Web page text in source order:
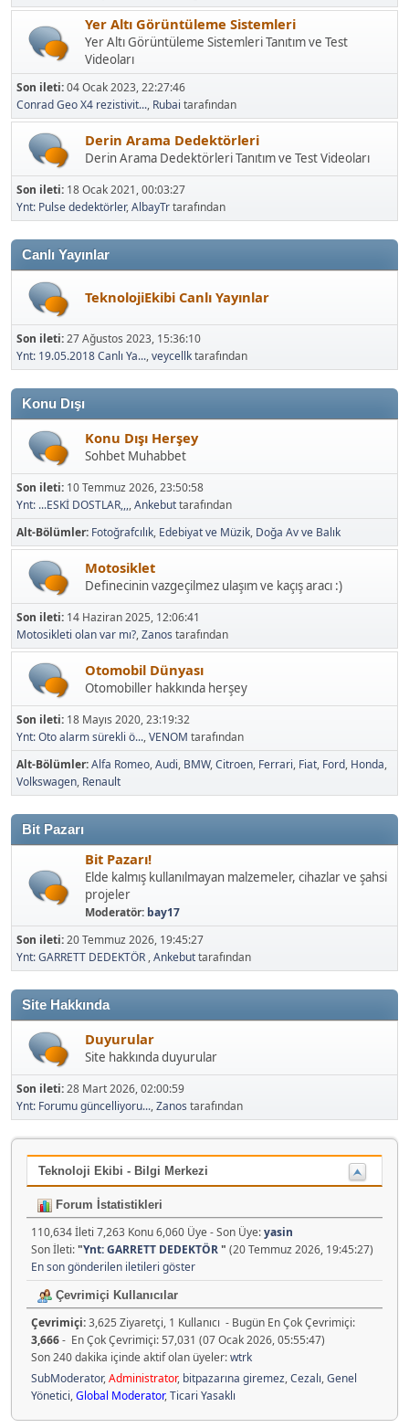
Yer Altı Görüntüleme Sistemleri
Yer Altı Görüntüleme Sistemleri Tanıtım ve Test
Videoları
Son ileti:04 Ocak 2023, 22:27:46
Conrad Geo X4 rezistivit...,Rubaitarafından
Derin Arama Dedektörleri
Derin Arama Dedektörleri Tanıtım ve Test Videoları
Son ileti:18 Ocak 2021, 00:03:27
Ynt: Pulse dedektörler,AlbayTrtarafından
Canlı Yayınlar
Son ileti:27 Ağustos 2023, 15:36:10
Ynt: 19.05.2018 Canlı Ya...,veycellktarafından
Konu Dışı
Konu Dışı Herşey
Sohbet Muhabbet
Son ileti:10 Temmuz 2026, 23:50:58
Ynt: ...ESKİ DOSTLAR,,,,Ankebuttarafından
Alt-Bölümler Fotoğrafcılık Edebiyat ve Müzik Doğa Av ve Balık
Motosiklet
Definecinin vazgeçilmez ulaşım ve kaçış aracı :)
Son ileti:14 Haziran 2025, 12:06:41
Motosikleti olan var mı?,Zanostarafından
Otomobil Dünyası
Otomobiller hakkında herşey
Son ileti:18 Mayıs 2020, 23:19:32
Ynt: Oto alarm sürekli ö...,VENOMtarafından
Alt-Bölümler Alfa Romeo Audi BMW Citroen Ferrari Fiat Ford Honda
Volkswagen Renault
Bit Pazarı
Bit Pazarı!
Elde kalmış kullanılmayan malzemeler, cihazlar ve şahsi
projeler
Moderatör:
Son ileti:20 Temmuz 2026, 19:45:27
Ynt: GARRETT DEDEKTÖR,Ankebuttarafından
Site Hakkında
Duyurular
Site hakkında duyurular
Son ileti:28 Mart 2026, 02:00:59
Ynt: Forumu güncelliyoru...,Zanos
Teknoloji Ekibi - Bilgi Merkezi
Forum İstatistikleri
110,634 İleti 7,263 Konu 6,060 Üye - Son Üye:yasin
Son İleti:"Ynt: GARRETT DEDEKTÖR"(20 Temmuz 2026, 19:45:27)
En son gönderilen iletileri göster
Çevrimiçi Kullanıcılar
Çevrimiçi:3,625 Ziyaretçi, 1 Kullanıcı - Bugün En Çok Çevrimiçi:
3,666- En Çok Çevrimiçi: 57,031 (07 Ocak 2026, 05:55:47)
Son 240 dakika içinde aktif olan üyeler:wtrk
SubModerator, Administrator,bitpazarına giremez
Yönetici,Global Moderator,Ticari Yasaklı